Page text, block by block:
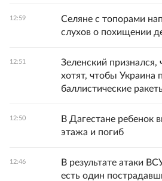
12:59
Селяне с топорами
слухов о похищении
12:51
Зеленский признался,
хотят, чтобы Украина
баллистические
12:50
В Дагестане ребенок
этажа и погиб
12:46
В результате атаки
есть один